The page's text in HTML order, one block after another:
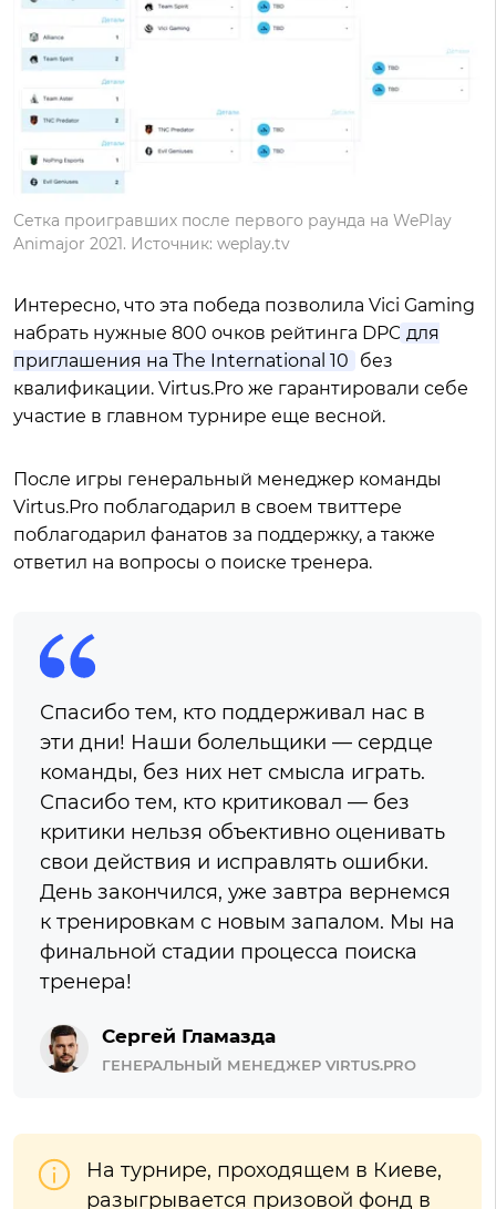
Сетка проигравших после первого раунда на WePlay
Animajor 2021. Источник: weplay.tv
Интересно, что эта победа позволила Vici Gaming
набрать нужные 800 очков рейтинга DPC для
приглашения на The International 10
без
квалификации. Virtus.Pro же гарантировали себе
участие в главном турнире еще весной.
После игры генеральный менеджер команды
Virtus.Pro поблагодарил в своем твиттере
поблагодарил фанатов за поддержку, а также
ответил на вопросы о поиске тренера.
Спасибо тем, кто поддерживал нас в
эти дни! Наши болельщики — сердце
команды, без них нет смысла играть.
Спасибо тем, кто критиковал — без
критики нельзя объективно оценивать
свои действия и исправлять ошибки.
День закончился, уже завтра вернемся
к тренировкам с новым запалом. Мы на
финальной стадии процесса поиска
тренера!
Сергей Гламазда
ГЕНЕРАЛЬНЫЙ МЕНЕДЖЕР VIRTUS.PRO
На турнире, проходящем в Киеве,
разыгрывается призовой фонд в